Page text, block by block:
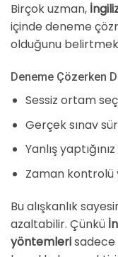
Birçok uzman,
içinde deneme
olduğunu
Deneme Çözerken
Sessiz ortam
Gerçek sınav
Yanlış
Zaman kontrolü
Bu alışkanlık
azaltabilir. Çünkü
yöntemlerisadece